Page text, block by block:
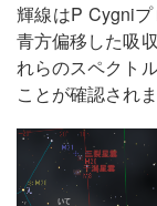
輝線はP Cygni
青方偏移した吸
れらのスペクト
ことが確認されま